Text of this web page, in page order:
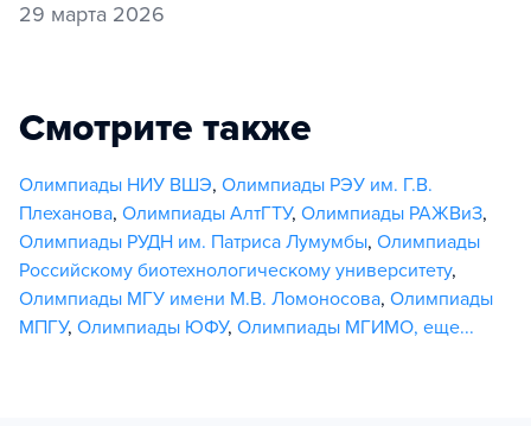
29 марта 2026
Смотрите также
Олимпиады НИУ ВШЭ, Олимпиады РЭУ им. Г.В.
Плеханова, Олимпиады АлтГТУ, Олимпиады РАЖВиЗ,
Олимпиады РУДН им. Патриса Лумумбы, Олимпиады
Российскому биотехнологическому университету,
Олимпиады МГУ имени М.В. Ломоносова, Олимпиады
МПГУ, Олимпиады ЮФУ, Олимпиады МГИМО, еще...